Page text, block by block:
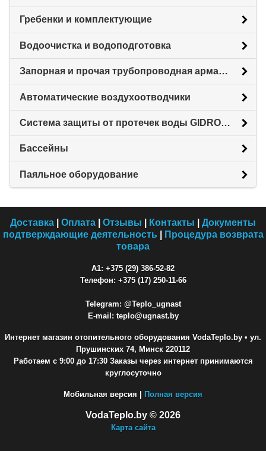
Гребенки и комплектующие
Водоочистка и водоподготовка
Запорная и прочая трубопроводная арматура
Автоматические воздухоотводчики
Система защиты от протечек воды GIDROLOCK
Бассейны
Паяльное оборудование
Доставка Оплата Отзывы Контакты
Документы
подтверждающие деятельность
Процедура возврата
товара
A1: +375 (29) 386-52-82
Телефон: +375 (17) 250-11-66
Telegram: @Teplo_ugnast
E-mail: teplo@ugnast.by
Интернет магазин отопительного оборудования VodaTeplo.by • ул.
Прушинских 74, Минск 220112
Работаем с 9:00 до 17:30 Заказы через интернет принимаются
круглосуточно
Мобильная версия | Полная версия
VodaTeplo.by © 2026
Карта сайта